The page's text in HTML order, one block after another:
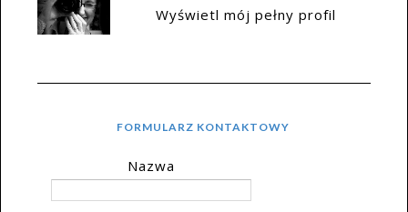
Wyświetl mój pełny profil
FORMULARZ KONTAKTOWY
Nazwa